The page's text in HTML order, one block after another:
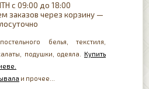
с 09:00 до 18:00
заказов через корзину —
белья, текстиля,
подушки, одеяла. Купить
и прочее...